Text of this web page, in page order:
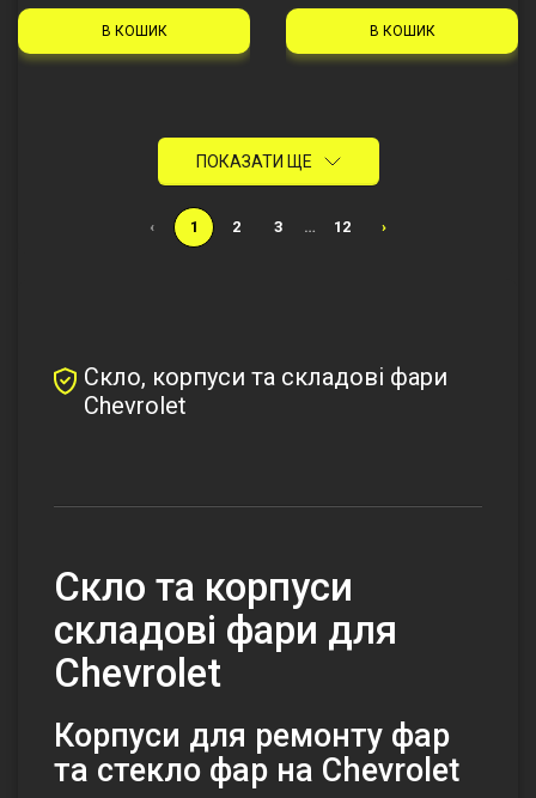
В КОШИК В КОШИК
ПОКАЗАТИ ЩЕ
‹ 1 2 3 … 12 ›
Скло, корпуси та складові фари
Chevrolet
Cкло та корпуси
складові фари для
Chevrolet
Корпуси для ремонту фар
та стекло фар на Chevrolet